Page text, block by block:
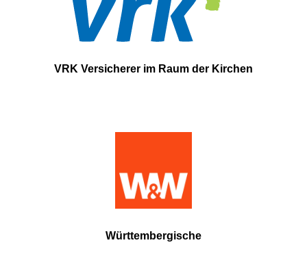
VRK Versicherer im Raum der Kirchen
Württembergische